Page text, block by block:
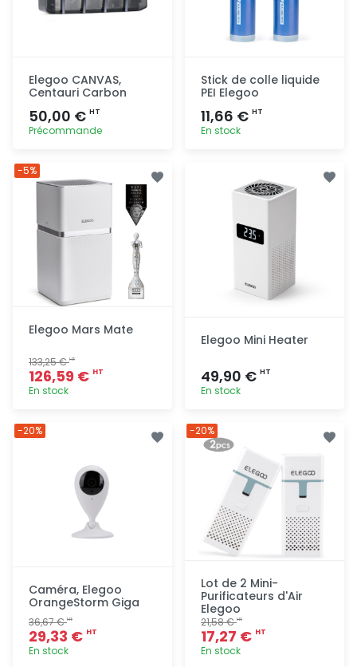
Elegoo CANVAS,
Centauri Carbon
50,00 € HT
Précommande
rapide
Stick de colle liquide
PEI Elegoo
11,66 € HT
En stock
rapide
Elegoo Mars Mate
133,25 €HT
126,59 € HT
En stock
-5%
Elegoo Mini Heater
49,90 € HT
En stock
Caméra, Elegoo
OrangeStorm Giga
36,67 €HT
29,33 € HT
En stock
-20%
Lot de 2 Mini-
Purificateurs d'Air
Elegoo
21,58 €HT
17,27 € HT
En stock
-20%